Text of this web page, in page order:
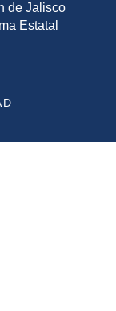
de Jalisco
Estatal